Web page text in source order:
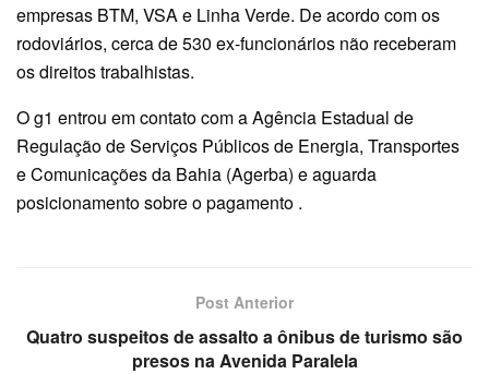
empresas BTM, VSA e Linha Verde. De acordo com os
rodoviários, cerca de 530 ex-funcionários não receberam
os direitos trabalhistas.
O g1 entrou em contato com a Agência Estadual de
Regulação de Serviços Públicos de Energia, Transportes
e Comunicações da Bahia (Agerba) e aguarda
posicionamento sobre o pagamento .
Post Anterior
Quatro suspeitos de assalto a ônibus de turismo são
presos na Avenida Paralela